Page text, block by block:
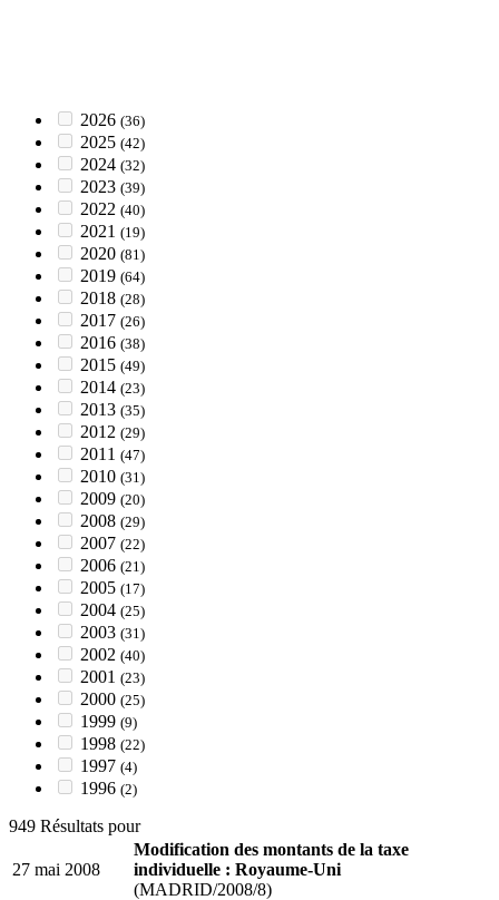
2026 (36)
2025 (42)
2024 (32)
2023 (39)
2022 (40)
2021 (19)
2020 (81)
2019 (64)
2018 (28)
2017 (26)
2016 (38)
2015 (49)
2014 (23)
2013 (35)
2012 (29)
2011 (47)
2010 (31)
2009 (20)
2008 (29)
2007 (22)
2006 (21)
2005 (17)
2004 (25)
2003 (31)
2002 (40)
2001 (23)
2000 (25)
1999 (9)
1998 (22)
1997 (4)
1996 (2)
949 Résultats pour
27 mai 2008
Modification des montants de la taxe
individuelle : Royaume-Uni
(MADRID/2008/8)